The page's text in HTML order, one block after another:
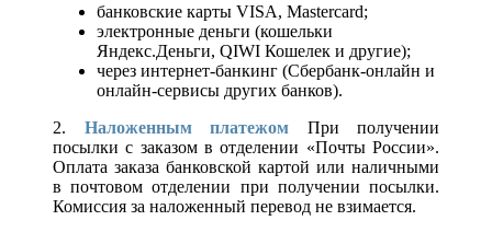
банковские карты VISA, Mastercard;
электронные деньги (кошельки
Яндекс.Деньги, QIWI Кошелек и другие);
через интернет-банкинг (Сбербанк-онлайн и
онлайн-сервисы других банков).
2. Наложенным платежом При получении
посылки с заказом в отделении «Почты России».
Оплата заказа банковской картой или наличными
в почтовом отделении при получении посылки.
Комиссия за наложенный перевод не взимается.